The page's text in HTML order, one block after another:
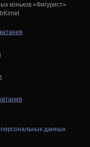
коньков «Фигурист»
данных